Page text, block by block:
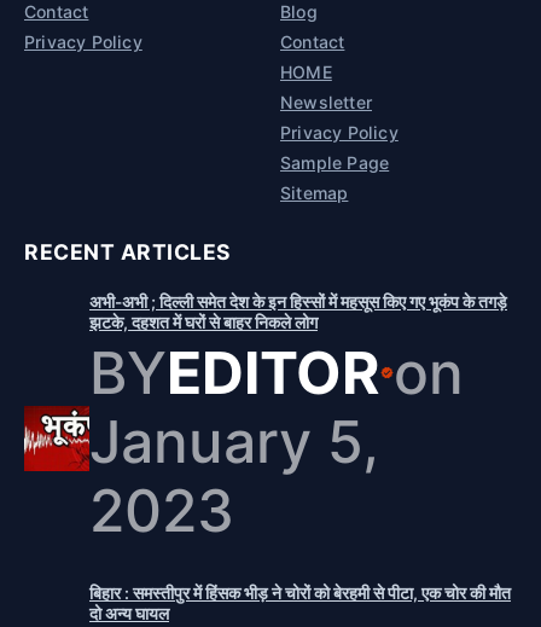
Contact
Privacy Policy
Blog
Contact
HOME
Newsletter
Privacy Policy
Sample Page
Sitemap
RECENT ARTICLES
अभी-अभी ; दिल्ली समेत देश के इन हिस्सों में महसूस किए गए भूकंप के तगड़े
झटके, दहशत में घरों से बाहर निकले लोग
BYEDITOR on
January 5,
2023
बिहार : समस्तीपुर में हिंसक भीड़ ने चोरों को बेरहमी से पीटा, एक चोर की मौत
दो अन्य घायल